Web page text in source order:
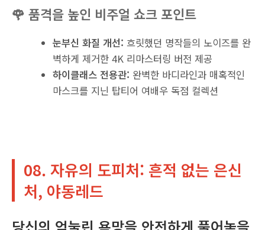
🌹 품격을 높인 비주얼 쇼크 포인트
눈부신 화질 개선: 흐릿했던 명작들의 노이즈를 완
벽하게 제거한 4K 리마스터링 버전 제공
하이클래스 전용관: 완벽한 바디라인과 매혹적인
마스크를 지닌 탑티어 여배우 독점 컬렉션
08. 자유의 도피처: 흔적 없는 은신
처, 야동레드